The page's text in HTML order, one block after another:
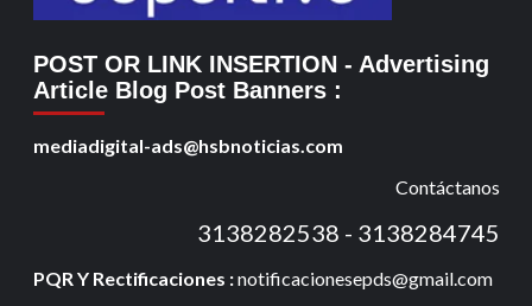
POST OR LINK INSERTION - Advertising
Article Blog Post Banners :
mediadigital-ads@hsbnoticias.com
Contáctanos
3138282538 - 3138284745
PQR Y Rectificaciones :notificacionesepds@gmail.com